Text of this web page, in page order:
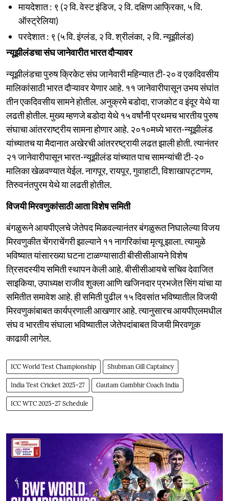
मायदेशात : ९ (२ वि. वेस्ट इंडिज, २ वि. दक्षिण आफ्रिका, ५ वि.
ऑस्ट्रेलिया)
परदेशात : ९ (५ वि. इंग्लंड, २ वि. श्रीलंका, २ वि. न्यूझीलंड)
न्यूझीलंडचा संघ जानेवारीत भारत दौऱ्यावर
न्यूझीलंडचा पुरुष क्रिकेट संघ जानेवारी महिन्यात टी-२० व एकदिवसीय
मालिकांसाठी भारत दौऱ्यावर येणार आहे. ११ जानेवारीपासून उभय संघांत
तीन एकदिवसीय सामने होतील. अनुक्रमे बडोदा, राजकोट व इंदूर येथे या
लढती होतील. मुख्य म्हणजे बडोदा येथे १५ वर्षांनी प्रथमच भारतीय पुरुष
संघाचा आंतरराष्ट्रीय सामना होणार आहे. २०१०मध्ये भारत-न्यूझीलंड
यांच्यातच या मैदानात अखेरची आंतररष्ट्रायी लढत झाली होती. त्यानंतर
२१ जानेवारीपासून भारत-न्यूझीलंड यांच्यात पाच सामन्यांची टी-२०
मालिका खेळवण्यात येईल. नागपूर, रायपूर, गुवाहाटी, विशाखापट्टणम,
तिरुवनंतपुरम येथे या लढती होतील.
विजयी मिरवणुकांसाठी आता विशेष समिती
बंगळुरूने आयपीएलचे जेतेपद मिळवल्यानंतर बंगळुरूत निघालेल्या विजय
मिरवणुकीत चेंगराचेंगरी झाल्याने ११ नागरिकांचा मृत्यू झाला. त्यामुळे
भविष्यात यांसारख्या घटना टाळण्यासाठी बीसीसीआयने विशेष
त्रिसदस्यीय समिती स्थापन केली आहे. बीसीसीआयचे सचिव देवाजित
साइकिया, उपाध्यक्ष राजीव शुक्ला आणि खजिनदार प्रभजेत सिंग यांचा या
समितीत समावेश आहे. ही समिती पुढील १५ दिवसांत भविष्यातील विजयी
मिरवणुकांबाबत कार्यप्रणाली आखणार आहे. त्यानुसारच आयपीएलमधील
संघ व भारतीय संघाला भविष्यातील जेतेपदांबाबत विजयी मिरवणूक
काढावी लागेल.
ICC World Test Championship Shubman Gill Captaincy
India Test Cricket 2025-27 Gautam Gambhir Coach India
ICC WTC 2025-27 Schedule